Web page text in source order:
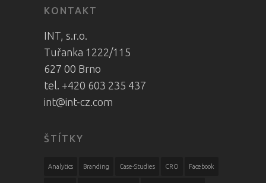
KONTAKT
INT, s.r.o.
Tuřanka 1222/115
627 00 Brno
tel. +420 603 235 437
int@int-cz.com
ŠTÍTKY
Analytics Branding Case-Studies CRO Facebook